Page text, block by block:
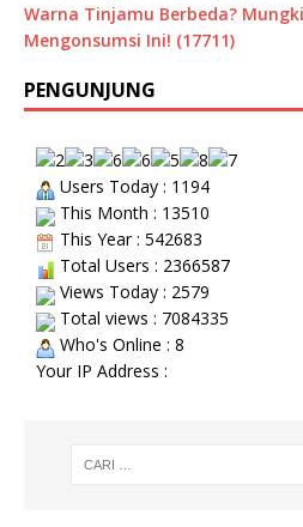
Warna Tinjamu Berbeda?
Mengonsumsi Ini! (17711)
PENGUNJUNG
Users Today : 1194
This Month : 13510
This Year : 542683
Total Users : 2366587
Views Today : 2579
Total views : 7084335
Who's Online : 8
Your IP Address :